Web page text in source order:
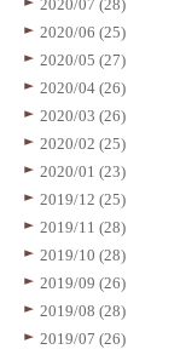
2020/07 (28)
2020/06 (25)
2020/05 (27)
2020/04 (26)
2020/03 (26)
2020/02 (25)
2020/01 (23)
2019/12 (25)
2019/11 (28)
2019/10 (28)
2019/09 (26)
2019/08 (28)
2019/07 (26)